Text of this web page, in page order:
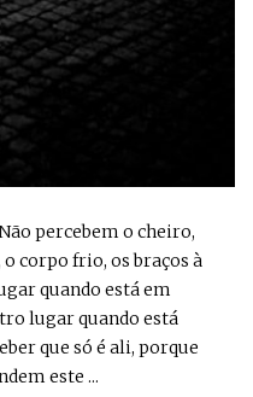
percebem o cheiro,
corpo frio, os braços à
quando está em
lugar quando está
que só é ali, porque
este ...